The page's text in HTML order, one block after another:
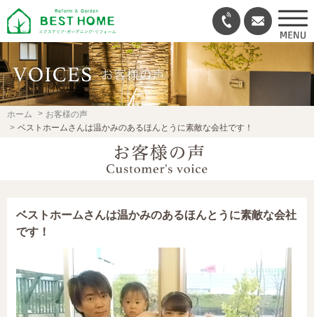
ホーム
お客様の声
ベストホームさんは温かみのあるほんとうに素敵な会社です！
ベストホームさんは温かみのあるほんとうに素敵な会社
です！